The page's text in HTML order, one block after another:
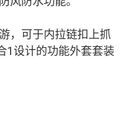
，可于内拉链扣上抓
1设计的功能外套套装